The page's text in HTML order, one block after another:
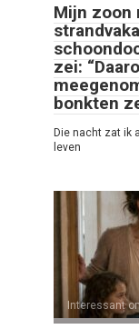
Mijn zoon
zei:
bonkten
Die nacht zat ik
leven
Interessant